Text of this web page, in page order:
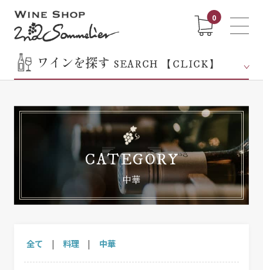
0
ワインを探す SEARCH 【CLICK】
CATEGORY
中華
全て | 料理 | 中華